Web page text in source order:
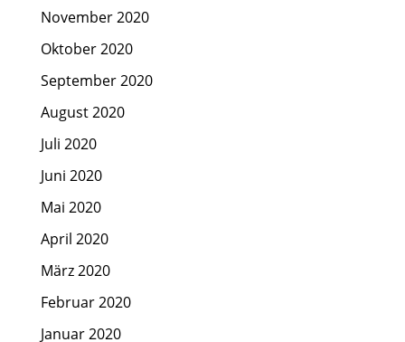
November 2020
Oktober 2020
September 2020
August 2020
Juli 2020
Juni 2020
Mai 2020
April 2020
März 2020
Februar 2020
Januar 2020